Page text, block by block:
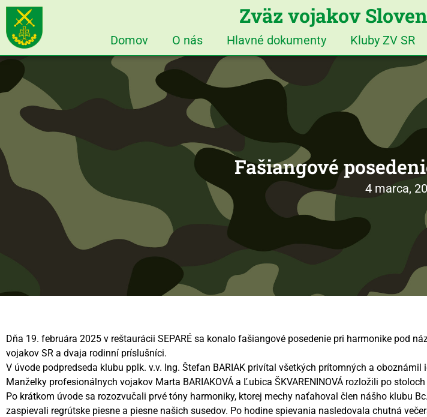
Zväz vojakov
Domov O nás Hlavné dokumenty Kluby ZV SR
Fašiangové
4 marca,
Dňa 19. februára 2025 v reštaurácii SEPARÉ sa konalo fašiangové posedenie pri harmonike pod
vojakov SR a dvaja rodinní príslušníci.
V úvode podpredseda klubu pplk. v.v. Ing. Štefan BARIAK privítal všetkých prítomných a
Manželky profesionálnych vojakov Marta BARIAKOVÁ a Ľubica ŠKVARENINOVÁ rozložili po
Po krátkom úvode sa rozozvučali prvé tóny harmoniky, ktorej mechy naťahoval člen nášho klubu
zaspievali regrútske piesne a piesne našich susedov. Po hodine spievania nasledovala chutná